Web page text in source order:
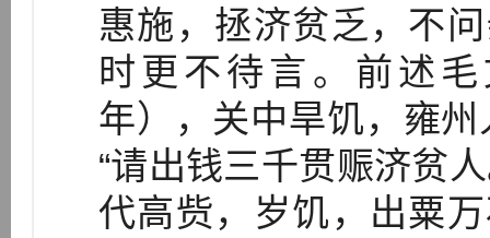
惠施，拯济贫乏，不
时更不待言。前述
年），关中旱饥，雍
“请出钱三千贯赈济贫
代高赀，岁饥，出粟